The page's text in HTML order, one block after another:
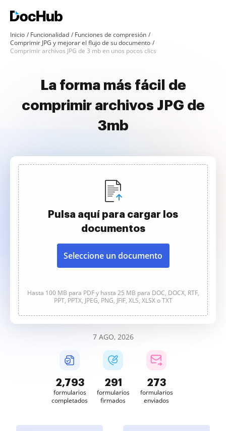
Inicio Funcionalidad
Funciones de compresión
Comprimir JPG y mejorar el flujo de su documento
Comprimir archivos JPG de 3 mb en unos pocos clics
La forma más fácil de
comprimir archivos JPG de
3mb
Pulsa aquí para cargar los
documentos
Seleccione un documento
Hasta 100 MB para PDF y hasta 25 MB para DOC, DOCX, RTF,
PPT, PPTX, JPEG, PNG, JFIF, XLS, XLSX o TXT
7 AGO, 2026
2,794
formularios
completados
291
formularios
firmados
273
formularios
enviados